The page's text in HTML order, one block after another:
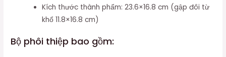
Kích thước thành phẩm: 23.6×16.8 cm (gập đôi từ
khổ 11.8×16.8 cm)
Bộ phôi thiệp bao gồm: